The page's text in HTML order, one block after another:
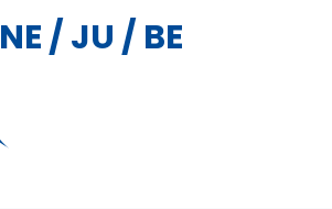
NE / JU / BE